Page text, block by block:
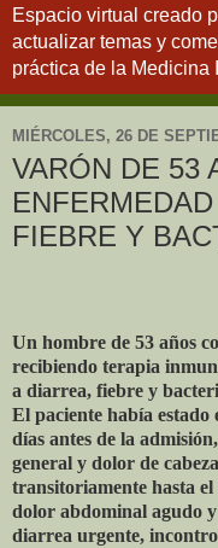
Espacio virtual creado
actualizar temas y
práctica de la Medicina
MIÉRCOLES, 26 DE
VARÓN DE 53
FIEBRE Y
Un hombre de 53 años
recibiendo terapia
a diarrea, fiebre y
El paciente había estado
días antes de la
general y dolor de
transitoriamente hasta
dolor abdominal agudo
diarrea urgente,